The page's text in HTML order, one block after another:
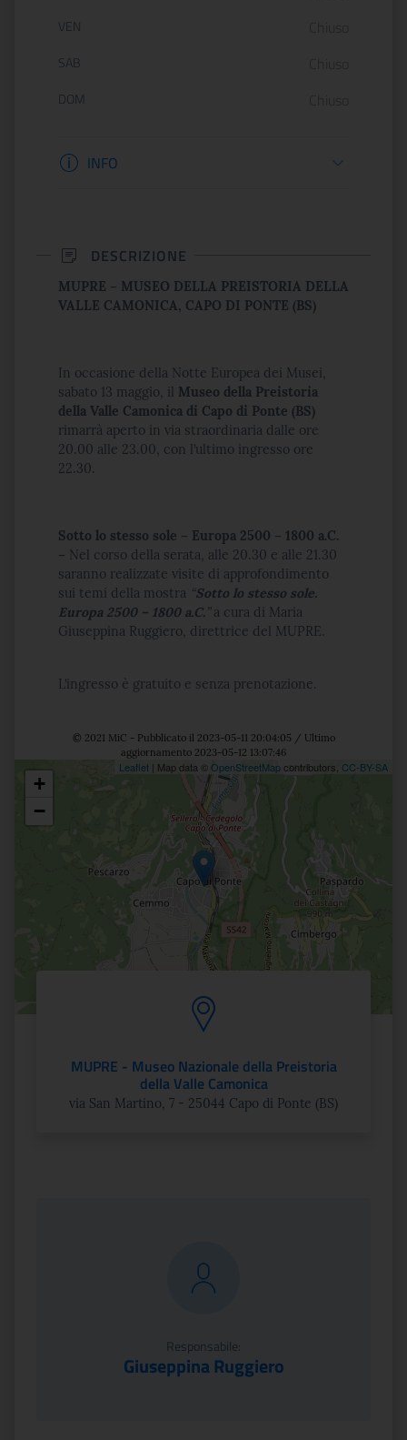
VEN
SAB
DOM
Informazioni apertura
INFO
DESCRIZIONE
MUPRE – MUSEO DELLA PREISTORIA DELLA
VALLE CAMONICA, CAPO DI PONTE (BS)
In occasione della Notte Europea dei Musei,
sabato 13 maggio, il Museo della Preistoria
della Valle Camonica di Capo di Ponte (BS)
rimarrà aperto in via straordinaria dalle ore
20.00 alle 23.00, con l’ultimo ingresso ore
22.30.
Sotto lo stesso sole – Europa 2500 – 1800 a.C.
– Nel corso della serata, alle 20.30 e alle 21.30
saranno realizzate visite di approfondimento
sui temi della mostra “Sotto lo stesso sole.
Europa 2500 – 1800 a.C.”a cura di Maria
Giuseppina Ruggiero, direttrice del MUPRE.
L’ingresso è gratuito e senza prenotazione.
© 2021 MiC - Pubblicato il 2023-05-11 20:04:05 / Ultimo
aggiornamento 2023-05-12 13:07:46
Posizione
+
−
Leaflet | Map data © OpenStreetMapcontributors, CC-BY-SA
MUPRE - Museo Nazionale della Preistoria
della Valle Camonica
via San Martino, 7 - 25044 Capo di Ponte (BS)
Responsabile:
Giuseppina Ruggiero